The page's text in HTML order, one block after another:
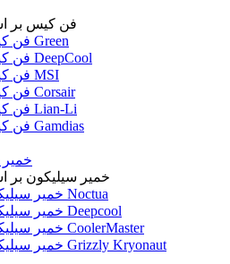
فن کیس بر
فن کیس Green
فن کیس DeepCool
فن کیس MSI
فن کیس Corsair
فن کیس Lian-Li
فن کیس Gamdias
خمیر
خمیر سیلیکون بر
خمیر سیلیکون Noctua
خمیر سیلیکون Deepcool
خمیر سیلیکون CoolerMaster
خمیر سیلیکون Grizzly Kryonaut